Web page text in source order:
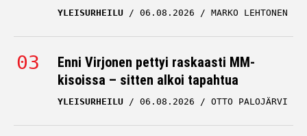
YLEISURHEILU 06.08.2026 MARKO LEHTONEN
Enni Virjonen pettyi raskaasti MM-
kisoissa – sitten alkoi tapahtua
YLEISURHEILU 06.08.2026 OTTO PALOJÄRVI